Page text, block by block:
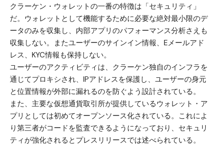
クラーケン・ウォレットの一番の特徴は「セキュリティ」
だ。ウォレットとして機能するために必要な絶対最小限のデ
ータのみを収集し、内部アプリのパフォーマンス分析さえも
収集しない。またユーザーのサインイン情報、Eメールアド
レス、KYC情報も保持しない。
ユーザーのアクティビティは、クラーケン独自のインフラを
通じてプロキシされ、IPアドレスを保護し、ユーザーの身元
と位置情報が外部に漏れるのを防ぐよう設計されている。
また、主要な仮想通貨取引所が提供しているウォレット・ア
プリとしては初めてオープンソース化されている。これによ
り第三者がコードを監査できるようになっており、セキュリ
ティが強化されるとプレスリリースでは述べられている。